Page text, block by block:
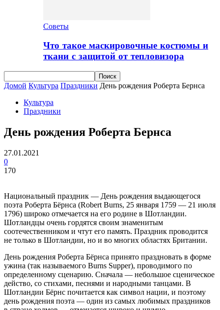
Советы
Что такое маскировочные костюмы и
ткани с защитой от тепловизора
Домой Культура Праздники День рождения Роберта Бернса
Культура
Праздники
День рождения Роберта Бернса
27.01.2021
0
170
Национальный праздник — День рождения выдающегося
поэта Роберта Бёрнса (Robert Burns, 25 января 1759 — 21 июля
1796) широко отмечается на его родине в Шотландии.
Шотландцы очень гордятся своим знаменитым
соотечественником и чтут его память. Праздник проводится
не только в Шотландии, но и во многих областях Британии.
День рождения Роберта Бёрнса принято праздновать в форме
ужина (так называемого Burns Supper), проводимого по
определенному сценарию. Сначала — небольшое сценическое
действо, со стихами, песнями и народными танцами. В
Шотландии Бёрнс почитается как символ нации, и поэтому
день рождения поэта — один из самых любимых праздников